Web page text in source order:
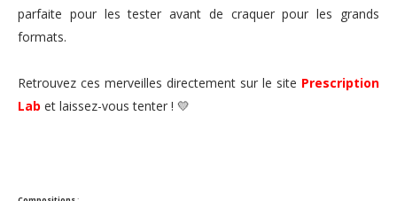
parfaite pour les tester avant de craquer pour les grands
formats.
Retrouvez ces merveilles directement sur le site Prescription
Lab et laissez-vous tenter ! 💛